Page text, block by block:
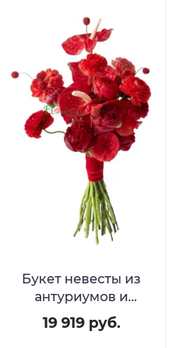
Букет невесты из
антуриумов и
ранункулюсов
«Пламя страсти»
19 919 руб.